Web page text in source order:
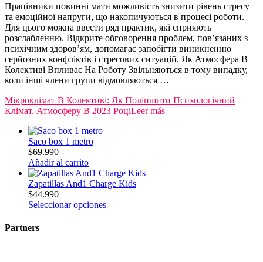
Працівники повинні мати можливість знизити рівень стресу
та емоційної напруги, що накопичуються в процесі роботи.
Для цього можна ввести ряд практик, які сприяють
розслабленню. Відкрите обговорення проблем, пов’язаних з
психічним здоров’ям, допомагає запобігти виникненню
серйозних конфліктів і стресових ситуацій. Як Атмосфера В
Колективі Впливає На Роботу Звільняються в тому випадку,
коли інші члени групи відмовляються …
Мікроклімат В Колективі: Як Поліпшити Психологічний
Клімат, Атмосферу В 2023 РоціLeer más
Saco box 1 metro
$69.990
Añadir al carrito
Zapatillas And1 Charge Kids
$44.990
Seleccionar opciones
Partners